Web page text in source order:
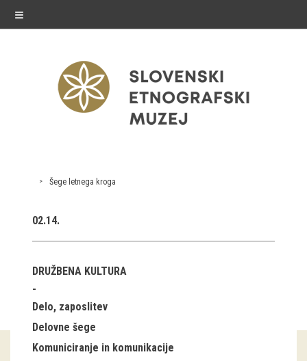
≡
razstave
Občasne razstave
Gostovanja
E-razstave
Virtualni sprehodi
Razstavni projekti
Šege letnega kroga
02.14.
DRUŽBENA KULTURA
Delo, zaposlitev
Delovne šege
Komuniciranje in komunikacije